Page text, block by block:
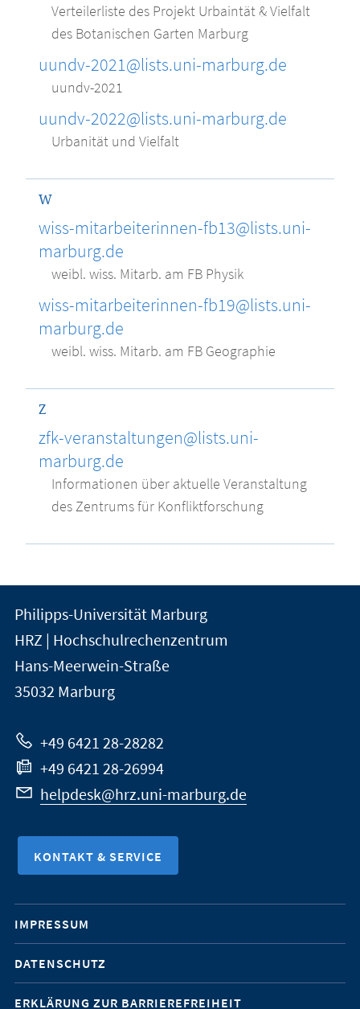
Verteilerliste des Projekt Urbaintät & Vielfalt
des Botanischen Garten Marburg
uundv-2021@lists.uni-marburg.de
uundv-2021
uundv-2022@lists.uni-marburg.de
Urbanität und Vielfalt
W
wiss-mitarbeiterinnen-fb13@lists.uni-
marburg.de
weibl. wiss. Mitarb. am FB Physik
wiss-mitarbeiterinnen-fb19@lists.uni-
marburg.de
weibl. wiss. Mitarb. am FB Geographie
Z
zfk-veranstaltungen@lists.uni-
marburg.de
Informationen über aktuelle Veranstaltung
des Zentrums für Konfliktforschung
Kontakt
und
Informationen
zur
Website
der
Universität
Marburg
Philipps-Universität Marburg
HRZ | Hochschulrechenzentrum
Hans-Meerwein-Straße
35032 Marburg
+49 6421 28-28282
+49 6421 28-26994
helpdesk@hrz.uni-marburg.de
KONTAKT & SERVICE
Mobile-
Service-
Navigation
IMPRESSUM
DATENSCHUTZ
ERKLÄRUNG ZUR BARRIEREFREIHEIT